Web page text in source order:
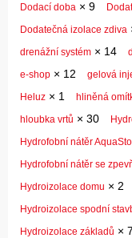
Dodací doba × 9
Dodatečná izolace zdiva
drenážní systém × 14
e-shop × 12 gelová
Heluz × 1 hliněná
hloubka vrtů × 30
Hydrofobní nátěr
Hydrofobní nátěr se
Hydroizolace domu × 2
Hydroizolace spodní
Hydroizolace základů × 7